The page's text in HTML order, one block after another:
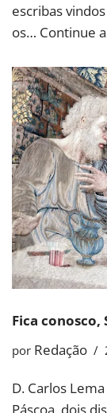
escribas
os… Continue
Fica conosco,
por Redação
D. Carlos
Páscoa, dois